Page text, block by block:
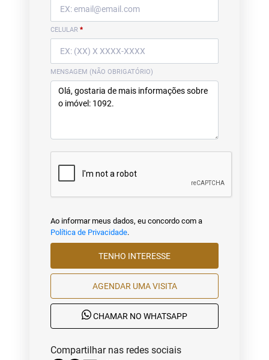
CELULAR *
MENSAGEM (NÃO OBRIGATÓRIO)
Ao informar meus dados, eu concordo com a
Política de Privacidade.
TENHO INTERESSE
AGENDAR UMA VISITA
CHAMAR NO WHATSAPP
Compartilhar nas redes sociais